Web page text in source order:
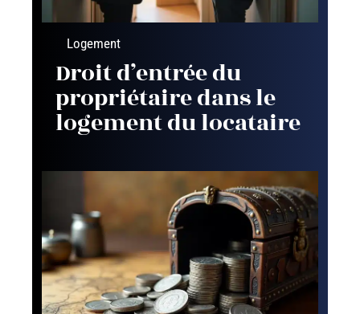
Logement
Droit d’entrée du
propriétaire dans le
logement du locataire